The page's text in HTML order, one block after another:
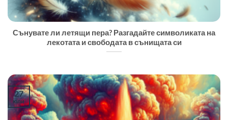
Сънувате ли летящи пера? Разгадайте символиката на
лекотата и свободата в сънищата си
27
юли